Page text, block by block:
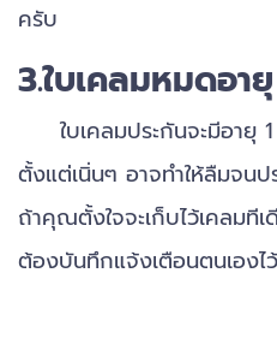
ครับ
3.ใบเคลมหมดอายุ
ใบเคลมประกันจะมีอายุ 1
ตั้งแต่เนิ่นๆ อาจทำให้ลืมจน
ถ้าคุณตั้งใจจะเก็บไว้เคลมที
ต้องบันทึกแจ้งเตือนตนเองไ